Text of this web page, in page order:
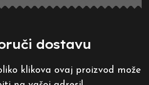
dostavu
klikova ovaj proizvod može